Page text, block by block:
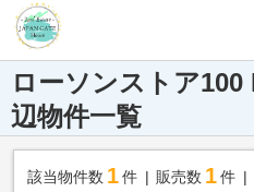
ローソンストア100
辺物件一覧
該当物件数 1件 販売数 1 件